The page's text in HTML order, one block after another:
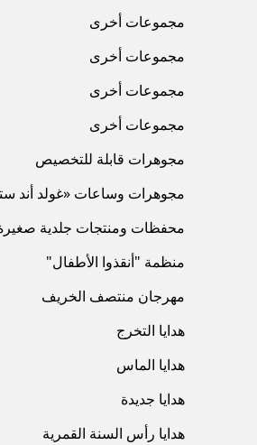
مجموعات أخرى
مجموعات أخرى
مجموعات أخرى
مجموعات أخرى
مجوهرات قابلة للتخصيص
مجوهرات وساعات «غولد أند
محفظات ومنتجات جلدية
منظمة "أنقذوا الأطفال"
مهرجان منتصف الخريف
هدايا التخرج
هدايا الماس
هدايا جديدة
هدايا رأس السنة القمرية